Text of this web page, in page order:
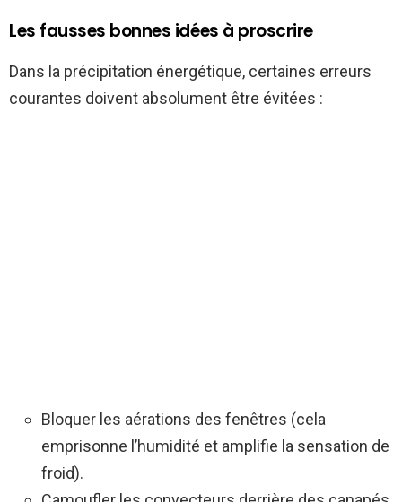
Les fausses bonnes idées à proscrire
Dans la précipitation énergétique, certaines erreurs
courantes doivent absolument être évitées :
Bloquer les aérations des fenêtres (cela
emprisonne l’humidité et amplifie la sensation de
froid).